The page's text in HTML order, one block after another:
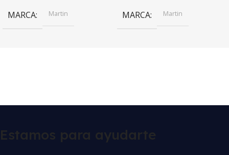
MARCA Martin MARCA Martin
Estamos para ayudarte